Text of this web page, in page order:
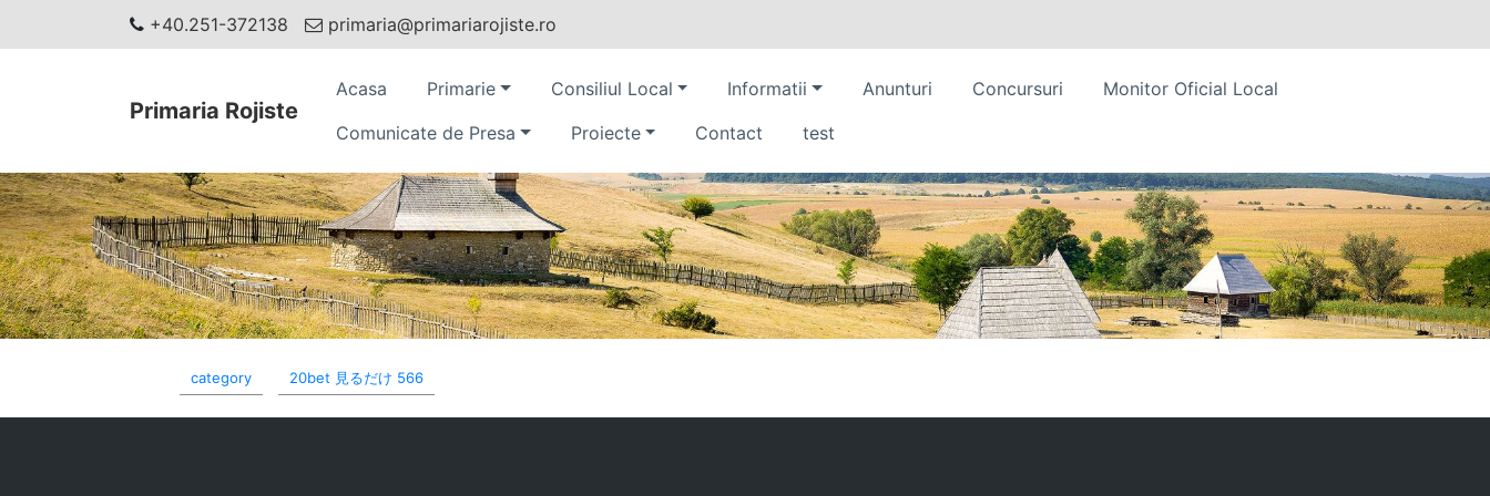
+40.251-372138 primaria@primariarojiste.ro
Primaria Rojiste
Acasa Primarie Consiliul Local Informatii Anunturi Concursuri
Monitor Oficial Local
Comunicate de Presa
Proiecte Contact test
category 20bet 見るだけ 566